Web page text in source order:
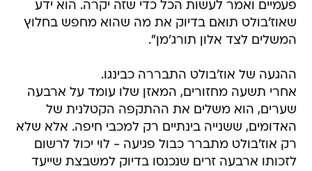
פעמיים ואמר לעשות הכל כדי שזה יקרה. הוא ידע
שאוז'בולט תואם בדיוק את מה שהוא מחפש בחלוץ
המשלים לצד אלון תורג'מן".
ההגעה של אוז'בולט התבררה כבינגו.
אחרי תשעה מחזורים, המאזן שלו עומד על ארבעה
שערים, הוא משלים את ההתקפה הקטלנית של
האדומים, ששנייה בינתיים רק למכבי חיפה. אלא שלא
רק אוז'בולט מתברר כבול פגיעה - לוי יכול לרשום
לזכותו ארבעה זרים שנכנסו בדיוק למשבצת שייעד